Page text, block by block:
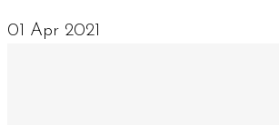
01 Apr 2021